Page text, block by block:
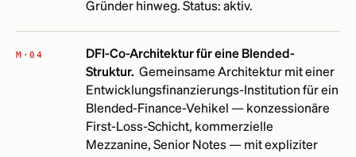
Gründer hinweg. Status: aktiv.
M·04
DFI-Co-Architektur für eine Blended-
Struktur. Gemeinsame Architektur mit einer
Entwicklungsfinanzierungs-Institution für ein
Blended-Finance-Vehikel — konzessionäre
First-Loss-Schicht, kommerzielle
Mezzanine, Senior Notes — mit expliziter